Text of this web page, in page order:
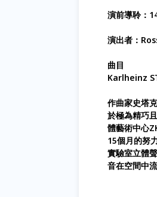
演前導聆：
演出者：
曲目
Karlheinz
作曲家史塔
於極為精巧
體藝術中心
15個月的努
實驗室立體
音在空間中